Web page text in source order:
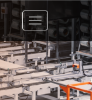
切
换
导
航
栏